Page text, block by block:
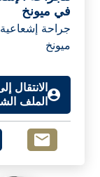
في ميونخ
جراحة إشعاعية
ميونخ
الانتقال
الملف